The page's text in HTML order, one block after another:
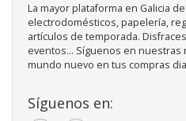
La mayor plataforma en Galicia
electrodomésticos, papelería,
artículos de temporada.
eventos... Síguenos en
mundo nuevo en tus compras
Síguenos en: